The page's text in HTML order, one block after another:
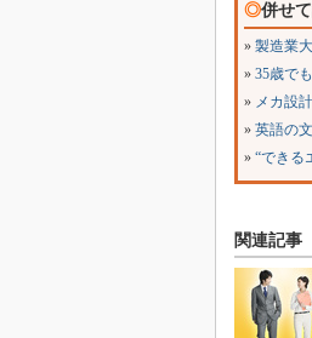
◎併せ
» 製造業
» 35歳で
» メカ設
» 英語の
» “できる
関連記事